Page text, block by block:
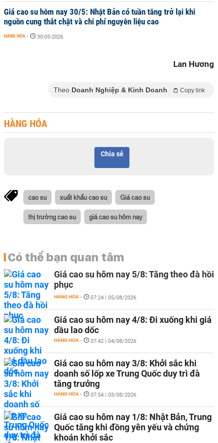
Giá cao su hôm nay 30/5: Nhật Bản có tuần tăng trở lại khi
nguồn cung thắt chặt và chi phí nguyên liệu cao
HÀNG HÓA - 30-05-2026
Lan Hương
Theo Doanh Nghiệp & Kinh Doanh Copy link
HÀNG HÓA
Chia sẻ
cao su xuất khẩu cao su Giá cao su
thị trường cao su giá cao su hôm nay
Có thể bạn quan tâm
Giá cao su hôm nay 5/8: Tăng theo đà hồi
phục
HÀNG HÓA - 07:24 | 05/08/2026
Giá cao su hôm nay 4/8: Đi xuống khi giá
dầu lao dốc
HÀNG HÓA - 07:42 | 04/08/2026
Giá cao su hôm nay 3/8: Khởi sắc khi
doanh số lốp xe Trung Quốc duy trì đà
tăng trưởng
HÀNG HÓA - 07:54 | 03/08/2026
Giá cao su hôm nay 1/8: Nhật Bản, Trung
Quốc tăng khi đồng yên yếu và chứng
khoán khởi sắc